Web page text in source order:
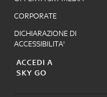
CORPORATE
DICHIARAZIONE DI
ACCESSIBILITA'
ACCEDI A
SKY GO